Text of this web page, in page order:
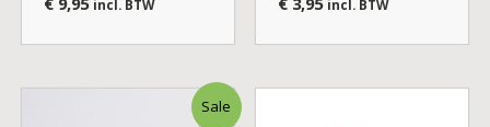
incl. BTW incl. BTW
Sale
Oorspronkelijke
Huidige